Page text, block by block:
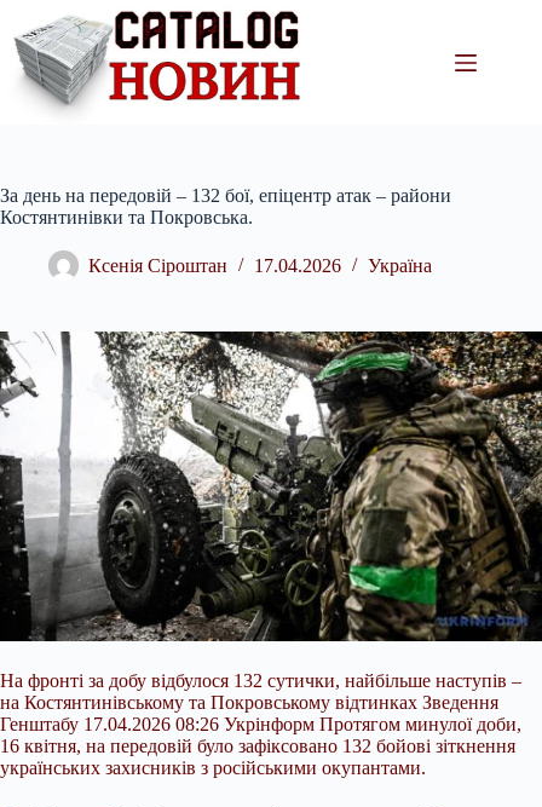
вмісту
За день на передовій – 132 бої, епіцентр атак – райони
Костянтинівки та Покровська.
Ксенія Сіроштан 17.04.2026 Україна
На фронті за добу відбулося 132 сутички, найбільше наступів –
на Костянтинівському та Покровському відтинках Зведення
Генштабу 17.04.2026 08:26 Укрінформ Протягом минулої доби,
16 квітня, на передовій було зафіксовано 132 бойові зіткнення
українських захисників з російськими окупантами.